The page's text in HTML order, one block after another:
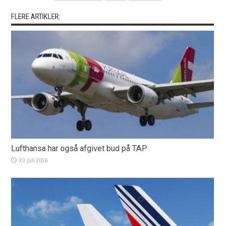
FLERE ARTIKLER:
Lufthansa har også afgivet bud på TAP
30. juli 2026